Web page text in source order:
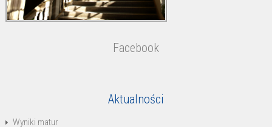
Facebook
Aktualności
Wyniki matur